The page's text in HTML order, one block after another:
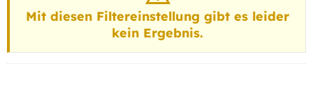
Mit diesen Filtereinstellung gibt es leider
kein Ergebnis.